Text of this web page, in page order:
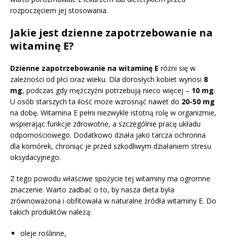
rozpoczęciem jej stosowania.
Jakie jest dzienne zapotrzebowanie na
witaminę E?
Dzienne zapotrzebowanie na witaminę E różni się w
zależności od płci oraz wieku. Dla dorosłych kobiet wynosi 8
mg, podczas gdy mężczyźni potrzebują nieco więcej – 10 mg.
U osób starszych ta ilość może wzrosnąć nawet do 20-50 mg
na dobę. Witamina E pełni niezwykle istotną rolę w organizmie,
wspierając funkcje zdrowotne, a szczególnie pracę układu
odpornościowego. Dodatkowo działa jako tarcza ochronna
dla komórek, chroniąc je przed szkodliwym działaniem stresu
oksydacyjnego.
Z tego powodu właściwe spożycie tej witaminy ma ogromne
znaczenie. Warto zadbać o to, by nasza dieta była
zrównoważona i obfitowała w naturalne źródła witaminy E. Do
takich produktów należą:
oleje roślinne,